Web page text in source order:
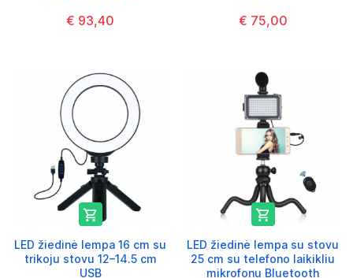
€ 93,40 € 75,00

LED žiedinė lempa 16 cm su
trikoju stovu 12–14.5 cm
USB

LED žiedinė lempa su stovu
25 cm su telefono laikikliu
mikrofonu Bluetooth